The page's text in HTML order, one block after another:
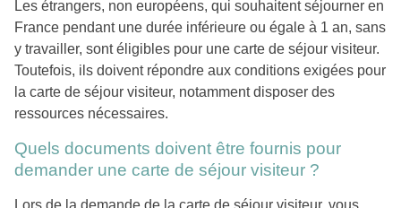
Les étrangers, non européens, qui souhaitent séjourner en
France pendant une durée inférieure ou égale à 1 an, sans
y travailler, sont éligibles pour une carte de séjour visiteur.
Toutefois, ils doivent répondre aux conditions exigées pour
la carte de séjour visiteur, notamment disposer des
ressources nécessaires.
Quels documents doivent être fournis pour
demander une carte de séjour visiteur ?